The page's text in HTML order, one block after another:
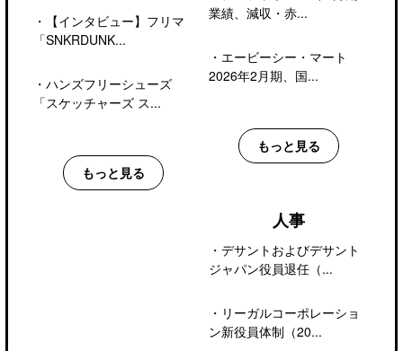
・
【インタビュー】フリマ
「SNKRDUNK...
・ ハンズフリーシューズ
「スケッチャーズ ス...
もっと見る
業績、減収・赤...
・ エービーシー・マート
2026年2月期、国...
もっと見る
人事
・ デサントおよびデサント
ジャパン役員退任（...
・ リーガルコーポレーショ
ン新役員体制（20...